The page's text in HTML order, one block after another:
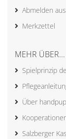
Abmelden
Merkzettel
MEHR ÜBER...
Spielprinzip
Über
Salzberger